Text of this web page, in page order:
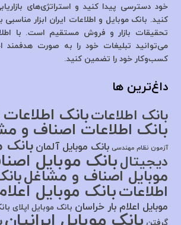
خود دسترسی پیدا کنید و استراتژی‌های
کنید. بانک موبایل و اطلاعات ایران ابزار مناسبی
تحقیقات بازار و فروش مستقیم است. با
می‌توانید تبلیغات خود را به صورت هدفمند
کسب‌وکار خود را تضمین کنید.
داغ‌ترین ها
بانک اطلاعاتبانک
بانک اطلاعات اصناف و
آزمون نظام مهندسی بانک موبایل آلمان بانک
دیجیتالبانک موبایل
موبایل اصناف و مشاغل
اطلاعاتبانک موبایل
موبایل اعلام بار خراسان بانک موبایل اپلای